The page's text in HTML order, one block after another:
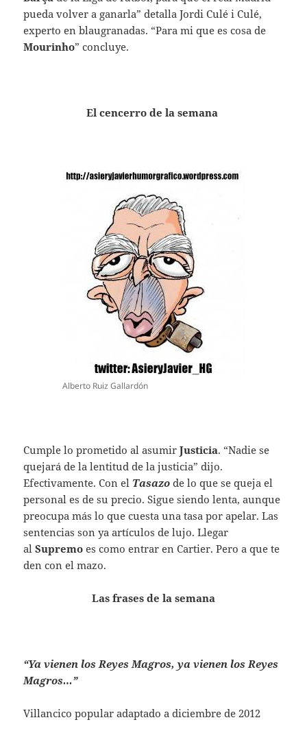
pueda volver a ganarla” detalla Jordi Culé i Culé,
experto en blaugranadas. “Para mi que es cosa de
Mourinho” concluye.
El cencerro de la semana
Alberto Ruiz Gallardón
Cumple lo prometido al asumirJusticia. “Nadie se
quejará de la lentitud de la justicia” dijo.
Efectivamente. Con el Tasazo de lo que se queja el
personal es de su precio. Sigue siendo lenta, aunque
preocupa más lo que cuesta una tasa por apelar. Las
sentencias son ya artículos de lujo. Llegar
alSupremo es como entrar en Cartier. Pero a que te
den con el mazo.
Las frases de la semana
“Ya vienen los Reyes Magros, ya vienen los Reyes
Magros…”
Villancico popular adaptado a diciembre de 2012